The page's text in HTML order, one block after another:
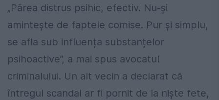
„Părea distrus psihic, efectiv. Nu-și
amintește de faptele comise. Pur și simplu,
se afla sub influența substanțelor
psihoactive”, a mai spus avocatul
criminalului. Un alt vecin a declarat că
întregul scandal ar fi pornit de la niște fete,